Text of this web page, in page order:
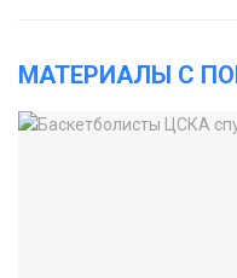
МАТЕРИАЛЫ С